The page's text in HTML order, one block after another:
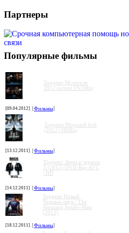
Партнеры
Популярные фильмы
Торрент Мстители
2012 torrent DVDRip
[09.04.2012] [Фильмы]
Торрент Морской бой
(2012) HDRip
[13.12.2011] [Фильмы]
Торрент Люди в черном
3 (2012) DVD-Rip-AVC
| HD
[14.12.2011] [Фильмы]
Торрент Новый
Человек-паук / The
Amazing Spider-Man
(2012)
[18.12.2011] [Фильмы]